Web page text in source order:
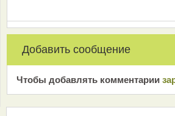
Добавить сообщение
Чтобы добавлять комментарии